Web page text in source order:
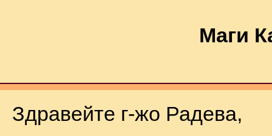
Маги
Здравейте г-жо Радева,